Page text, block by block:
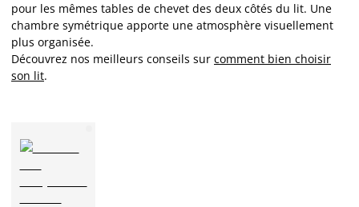
pour les mêmes tables de chevet des deux côtés du lit. Une
chambre symétrique apporte une atmosphère visuellement
plus organisée.
Découvrez nos meilleurs conseils sur comment bien choisir
son lit.